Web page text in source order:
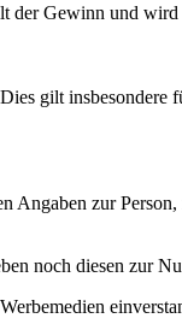
der Gewinn und wird
gilt insbesondere
Angaben zur
noch diesen zur